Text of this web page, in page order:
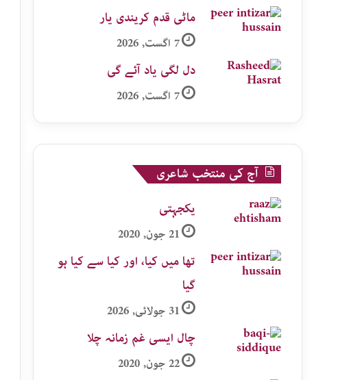
ماٹی قدم کریندی یار
7 اگست, 2026
دل لگی یاد آئے گی
7 اگست, 2026
آج کی منتخب شاعری
یکجہتی
21 جون, 2020
تھا میں کیا، اور کیا سے کیا ہو
گیا
31 جولائی, 2026
چال ایسی غم زمانہ چلا
22 جون, 2020